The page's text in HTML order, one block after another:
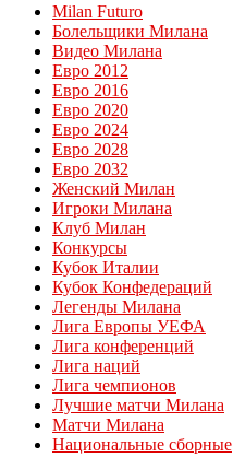
Milan Futuro
Болельщики Милана
Видео Милана
Евро 2012
Евро 2016
Евро 2020
Евро 2024
Евро 2028
Евро 2032
Женский Милан
Игроки Милана
Клуб Милан
Конкурсы
Кубок Италии
Кубок Конфедераций
Легенды Милана
Лига Европы УЕФА
Лига конференций
Лига наций
Лига чемпионов
Лучшие матчи Милана
Матчи Милана
Национальные сборные